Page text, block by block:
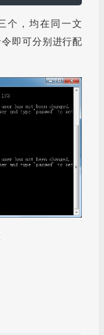
个，均在同一文
即可分别进行配